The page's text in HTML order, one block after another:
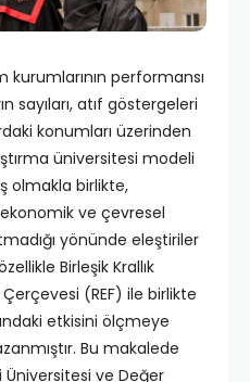
kurumlarının performansı
sayıları, atıf göstergeleri
konumları üzerinden
üniversitesi modeli
olmakla birlikte,
ve çevresel
yönünde eleştiriler
Birleşik Krallık
(REF) ile birlikte
etkisini ölçmeye
Bu makalede
Üniversitesi ve Değer